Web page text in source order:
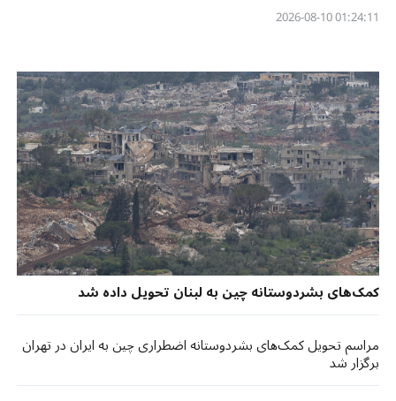
01:24:11 2026-08-10
کمک‌های بشردوستانه چین به لبنان تحویل داده شد
مراسم تحویل کمک‌های بشردوستانه اضطراری چین به ایران در تهران
برگزار شد